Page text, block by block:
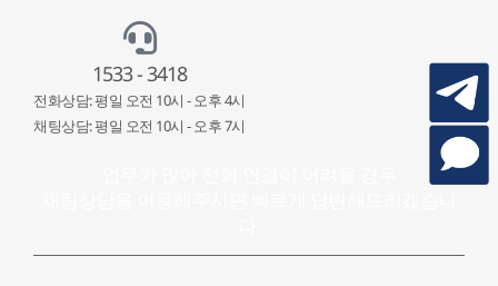
1533 - 3418
전화상담: 평일 오전 10시 - 오후 4시
채팅상담: 평일 오전 10시 - 오후 7시